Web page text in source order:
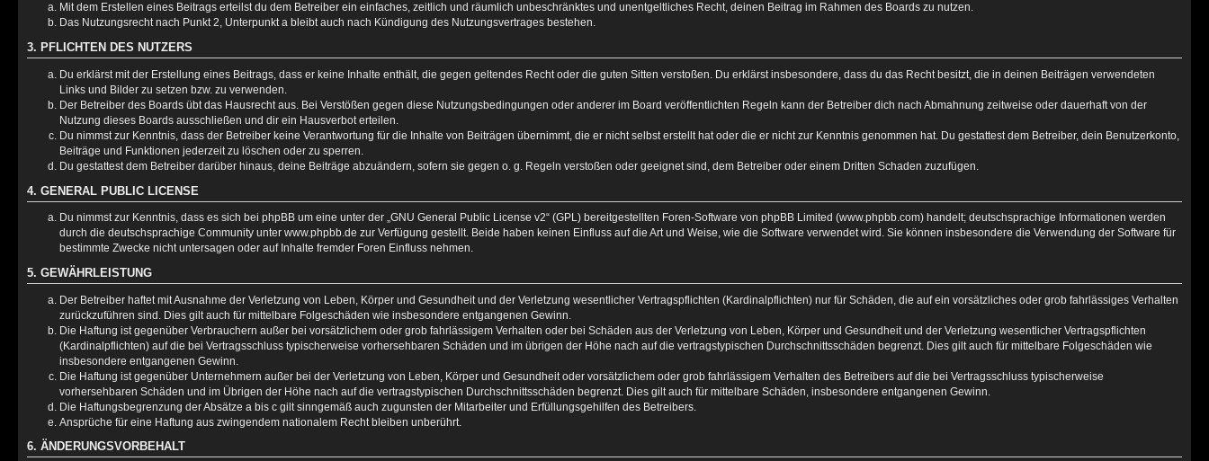
Mit dem Erstellen eines Beitrags erteilst du dem Betreiber ein einfaches, zeitlich und räumlich unbeschränktes und unentgeltliches Recht, deinen Beitrag im Rahmen des Boards zu nutzen.
Das Nutzungsrecht nach Punkt 2, Unterpunkt a bleibt auch nach Kündigung des Nutzungsvertrages bestehen.
3. PFLICHTEN DES NUTZERS
Du erklärst mit der Erstellung eines Beitrags, dass er keine Inhalte enthält, die gegen geltendes Recht oder die guten Sitten verstoßen. Du erklärst insbesondere, dass du das Recht besitzt, die in deinen Beiträgen verwendeten
Links und Bilder zu setzen bzw. zu verwenden.
Der Betreiber des Boards übt das Hausrecht aus. Bei Verstößen gegen diese Nutzungsbedingungen oder anderer im Board veröffentlichten Regeln kann der Betreiber dich nach Abmahnung zeitweise oder dauerhaft von der
Nutzung dieses Boards ausschließen und dir ein Hausverbot erteilen.
Du nimmst zur Kenntnis, dass der Betreiber keine Verantwortung für die Inhalte von Beiträgen übernimmt, die er nicht selbst erstellt hat oder die er nicht zur Kenntnis genommen hat. Du gestattest dem Betreiber, dein Benutzerkonto,
Beiträge und Funktionen jederzeit zu löschen oder zu sperren.
Du gestattest dem Betreiber darüber hinaus, deine Beiträge abzuändern, sofern sie gegen o. g. Regeln verstoßen oder geeignet sind, dem Betreiber oder einem Dritten Schaden zuzufügen.
4. GENERAL PUBLIC LICENSE
Du nimmst zur Kenntnis, dass es sich bei phpBB um eine unter der „GNU General Public License v2“ (GPL) bereitgestellten Foren-Software von phpBB Limited (www.phpbb.com) handelt; deutschsprachige Informationen werden
durch die deutschsprachige Community unter www.phpbb.de zur Verfügung gestellt. Beide haben keinen Einfluss auf die Art und Weise, wie die Software verwendet wird. Sie können insbesondere die Verwendung der Software für
bestimmte Zwecke nicht untersagen oder auf Inhalte fremder Foren Einfluss nehmen.
5. GEWÄHRLEISTUNG
Der Betreiber haftet mit Ausnahme der Verletzung von Leben, Körper und Gesundheit und der Verletzung wesentlicher Vertragspflichten (Kardinalpflichten) nur für Schäden, die auf ein vorsätzliches oder grob fahrlässiges Verhalten
zurückzuführen sind. Dies gilt auch für mittelbare Folgeschäden wie insbesondere entgangenen Gewinn.
Die Haftung ist gegenüber Verbrauchern außer bei vorsätzlichem oder grob fahrlässigem Verhalten oder bei Schäden aus der Verletzung von Leben, Körper und Gesundheit und der Verletzung wesentlicher Vertragspflichten
(Kardinalpflichten) auf die bei Vertragsschluss typischerweise vorhersehbaren Schäden und im übrigen der Höhe nach auf die vertragstypischen Durchschnittsschäden begrenzt. Dies gilt auch für mittelbare Folgeschäden wie
insbesondere entgangenen Gewinn.
Die Haftung ist gegenüber Unternehmern außer bei der Verletzung von Leben, Körper und Gesundheit oder vorsätzlichem oder grob fahrlässigem Verhalten des Betreibers auf die bei Vertragsschluss typischerweise
vorhersehbaren Schäden und im Übrigen der Höhe nach auf die vertragstypischen Durchschnittsschäden begrenzt. Dies gilt auch für mittelbare Schäden, insbesondere entgangenen Gewinn.
Die Haftungsbegrenzung der Absätze a bis c gilt sinngemäß auch zugunsten der Mitarbeiter und Erfüllungsgehilfen des Betreibers.
Ansprüche für eine Haftung aus zwingendem nationalem Recht bleiben unberührt.
6. ÄNDERUNGSVORBEHALT